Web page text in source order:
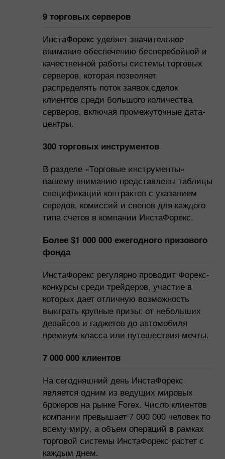
9 торговых серверов
ИнстаФорекс уделяет значительное
внимание обеспечению бесперебойной и
качественной работы системы торговых
серверов, которая позволяет
распределять поток заявок сделок
клиентов среди большого количества
серверов, включая промежуточные дата-
центры.
300 торговых инструментов
В разделе «Торговые инструменты»
вашему вниманию представлены таблицы
спецификаций контрактов с указанием
спредов, комиссий и свопов для каждого
типа счетов в компании ИнстаФорекс.
Более $1 000 000 ежегодного призового
фонда
ИнстаФорекс регулярно проводит Форекс-
конкурсы среди трейдеров, участие в
которых дает отличную возможность
выиграть крупные призы: от небольших
девайсов и гаджетов до автомобиля
премиум-класса или путешествия мечты.
7 000 000 клиентов
На сегодняшний день ИнстаФорекс
является одним из ведущих мировых
брокеров на рынке Forex. Число клиентов
компании превышает 7 000 000 человек по
всему миру, а объем операций в рамках
торговой системы ИнстаФорекс растет с
каждым днем.